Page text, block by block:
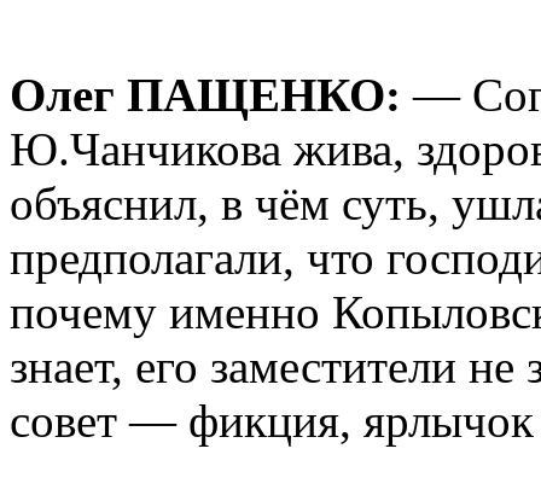
Олег ПАЩЕНКО: —
Ю.Чанчикова жива,
объяснил, в чём суть,
предполагали, что
почему именно
знает, его заместители
совет — фикция, ярлычок